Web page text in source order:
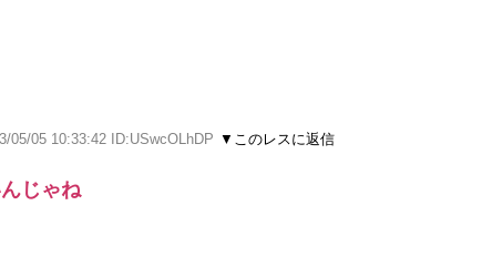
05/05 10:33:42 ID:USwcOLhDP ▼このレスに返信
じゃね